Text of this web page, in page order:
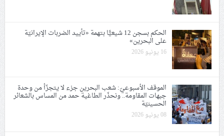
الحكم بسجن 12 شيعيًّا بتهمة «تأييد الضربات الإيرانيّة
على البحرين»
16 يونيو 2026
الموقف الأسبوعيّ: شعب البحرين جزء لا يتجزّأ من وحدة
جبهات المقاومة.. ونحذّر الطاغية حمد من المساس بالشعائر
الحسينيّة
08 يونيو 2026